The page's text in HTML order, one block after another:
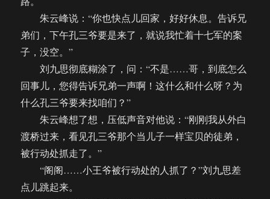
朱云峰说：“你也快点儿回家，好好休息。告诉兄
弟们，下午孔三爷要是来了，就说我忙着十七军的案
子，没空。”
刘九思彻底糊涂了，问：“不是……哥，到底怎么
回事儿，您得告诉兄弟一声啊！这什么和什么呀？为
什么孔三爷要来找咱们？”
朱云峰想了想，压低声音对他说：“刚刚我从外白
渡桥过来，看见孔三爷那个当儿子一样宝贝的徒弟，
被行动处抓走了。”
“阁阁……小王爷被行动处的人抓了？”刘九思差
点儿跳起来。